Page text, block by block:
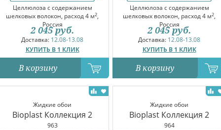
Целлюлоза с содержанием
шелковых волокон, расход 4 м2,
Россия
Доставка: 12.08-13.08
КУПИТЬ В 1 КЛИК
2 045 руб.
В корзину
Целлюлоза с содержанием
шелковых волокон, расход 4 м2,
Россия
Доставка: 12.08-13.08
КУПИТЬ В 1 КЛИК
2 045 руб.
В корзину
Жидкие обои
Bioplast Коллекция 2
963
Жидкие обои
Bioplast Коллекция 2
964